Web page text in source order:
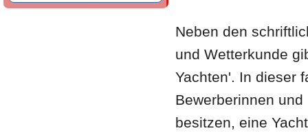
Neben den
und Wetterkunde
Yachten'. In dieser
Bewerberinnen
besitzen, eine